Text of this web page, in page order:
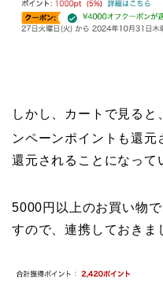
しかし、カートで見ると
ンペーンポイントも還元
還元されることになって
5000円以上のお買い物
すので、連携しておきま